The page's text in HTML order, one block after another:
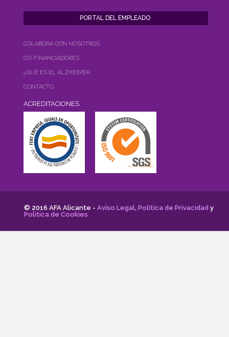
COLABORA CON NOSOTROS
CO-FINANCIADORES
¿QUÉ ES EL ALZHEIMER
CONTACTO
ACREDITACIONES
© 2016 AFA Alicante - Aviso Legal, Politica de Privacidad y
Politica de Cookies